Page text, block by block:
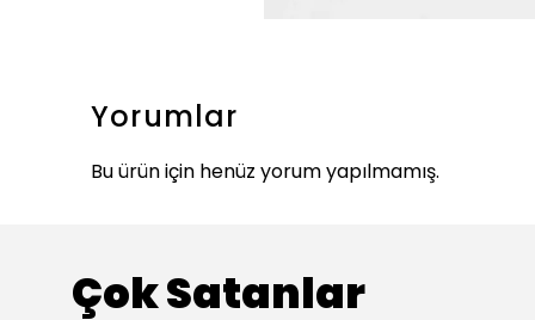
Yorumlar
Bu ürün için henüz yorum yapılmamış.
Çok Satanlar